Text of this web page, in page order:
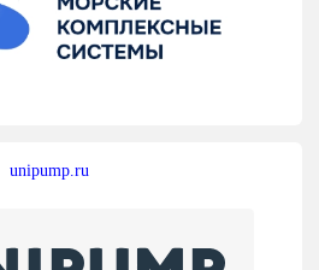
unipump.ru